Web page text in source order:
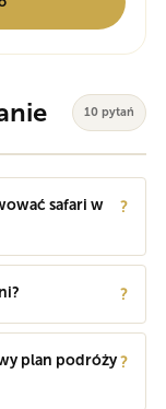
10 pytań
safari w
?
?
plan podróży?